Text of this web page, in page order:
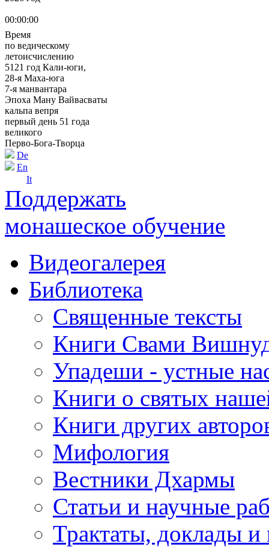
00:00:00
Время
по ведическому
летоисчислению
5121 год Кали-юги,
28-я Маха-юга
7-я манвантара
Эпоха Ману Вайвасваты
кальпа вепря
первый день 51 года
великого
Перво-Бога-Творца
De
En
It
Поддержать
монашеское обучение
Видеогалерея
Библиотека
Священные тексты
Книги Свами
Упадеши - устные
Книги о святых
Книги других
Мифология
Вестники Дхармы
Статьи и научные
Трактаты, доклады